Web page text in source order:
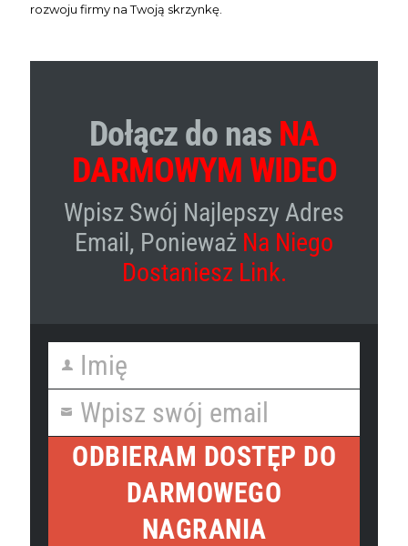
rozwoju firmy na Twoją skrzynkę.
Dołącz do nas NA
DARMOWYM WIDEO
Wpisz Swój Najlepszy Adres
Email, Ponieważ Na Niego
Dostaniesz Link.
i
t
Imię
o
Wpisz swój email
ODBIERAM DOSTĘP DO
DARMOWEGO
NAGRANIA